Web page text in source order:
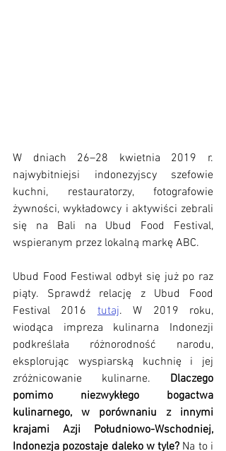
W dniach 26–28 kwietnia 2019 r.
najwybitniejsi indonezyjscy szefowie
kuchni, restauratorzy, fotografowie
żywności, wykładowcy i aktywiści zebrali
się na Bali na Ubud Food Festival,
wspieranym przez lokalną markę ABC.
Ubud Food Festiwal odbył się już po raz
piąty. Sprawdź relację z Ubud Food
Festival 2016 tutaj. W 2019 roku,
wiodąca impreza kulinarna Indonezji
podkreślała różnorodność narodu,
eksplorując wyspiarską kuchnię i jej
zróżnicowanie kulinarne. Dlaczego
pomimo niezwykłego bogactwa
kulinarnego, w porównaniu z innymi
krajami Azji Południowo-Wschodniej,
Indonezja pozostaje daleko w tyle? Na to i